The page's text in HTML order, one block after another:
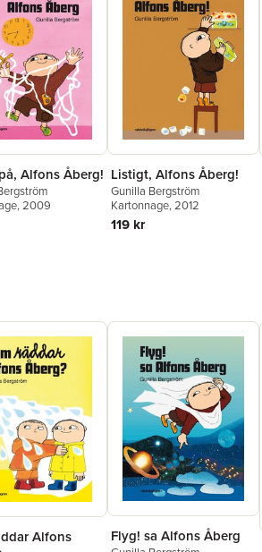
Alfons Åberg!
, 2009
Listigt, Alfons Åberg!
Gunilla Bergström
Kartonnage, 2012
119 kr
Alfons
Flyg! sa Alfons Åberg